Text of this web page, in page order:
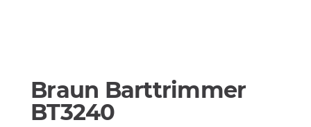
Braun Barttrimmer
BT3240